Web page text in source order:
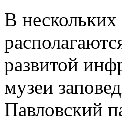
В
развитой
музеи
Павловский